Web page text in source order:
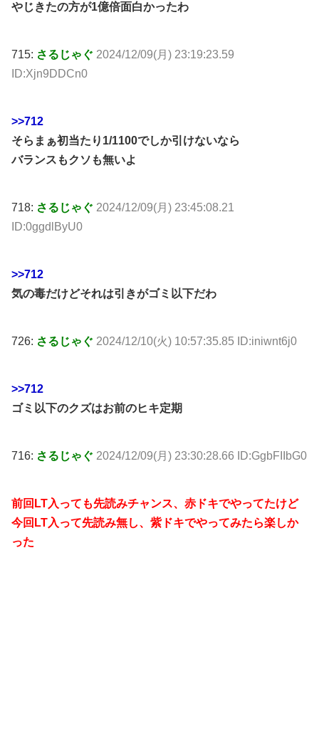
やじきたの方が1億倍面白かったわ
715: さるじゃぐ 2024/12/09(月) 23:19:23.59
ID:Xjn9DDCn0
>>712
そらまぁ初当たり1/1100でしか引けないなら
バランスもクソも無いよ
718: さるじゃぐ 2024/12/09(月) 23:45:08.21
ID:0ggdlByU0
>>712
気の毒だけどそれは引きがゴミ以下だわ
726: さるじゃぐ 2024/12/10(火) 10:57:35.85 ID:iniwnt6j0
>>712
ゴミ以下のクズはお前のヒキ定期
716: さるじゃぐ 2024/12/09(月) 23:30:28.66 ID:GgbFIIbG0
前回LT入っても先読みチャンス、赤ドキでやってたけど
今回LT入って先読み無し、紫ドキでやってみたら楽しか
った